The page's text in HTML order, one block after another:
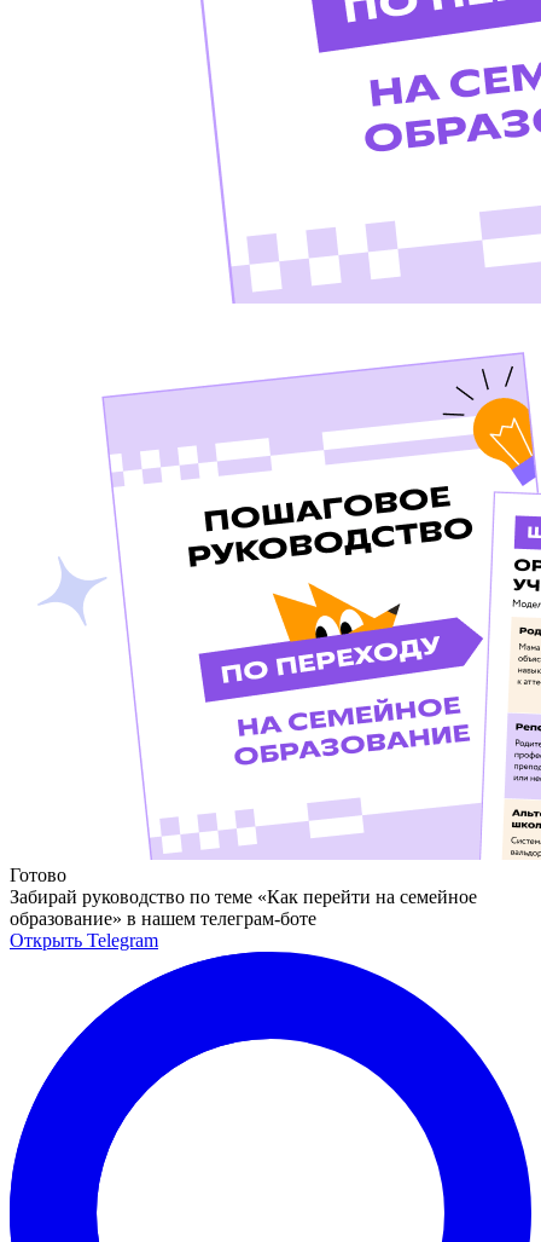
Готово
Забирай руководство по теме «Как перейти на семейное
образование» в нашем телеграм-боте
Открыть Telegram